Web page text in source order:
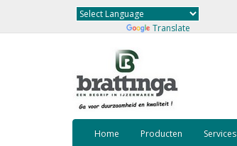
Translate
Home Producten Services